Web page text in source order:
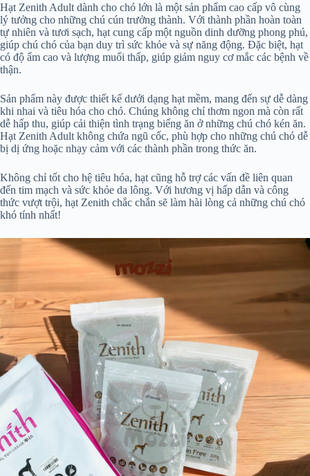
Hạt Zenith Adult dành cho chó lớn là một sản phẩm cao cấp vô cùng
lý tưởng cho những chú cún trưởng thành. Với thành phần hoàn toàn
tự nhiên và tươi sạch, hạt cung cấp một nguồn dinh dưỡng phong phú,
giúp chú chó của bạn duy trì sức khỏe và sự năng động. Đặc biệt, hạt
có độ ẩm cao và lượng muối thấp, giúp giảm nguy cơ mắc các bệnh về
thận.
Sản phẩm này được thiết kế dưới dạng hạt mềm, mang đến sự dễ dàng
khi nhai và tiêu hóa cho chó. Chúng không chỉ thơm ngon mà còn rất
dễ hấp thu, giúp cải thiện tình trạng biếng ăn ở những chú chó kén ăn.
Hạt Zenith Adult không chứa ngũ cốc, phù hợp cho những chú chó dễ
bị dị ứng hoặc nhạy cảm với các thành phần trong thức ăn.
Không chỉ tốt cho hệ tiêu hóa, hạt cũng hỗ trợ các vấn đề liên quan
đến tim mạch và sức khỏe da lông. Với hương vị hấp dẫn và công
thức vượt trội, hạt Zenith chắc chắn sẽ làm hài lòng cả những chú chó
khó tính nhất!